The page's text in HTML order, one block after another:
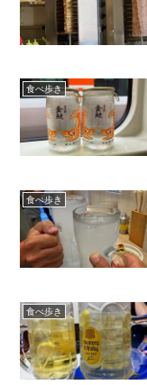
食べ歩き
食べ歩き
食べ歩き